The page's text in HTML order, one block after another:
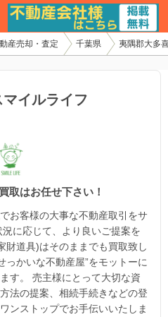
産売却・査定 千葉県 夷隅郡大多
イルライフ
取はお任せ下さい！
お客様の大事な不動産取引をサ
に応じて、より良いご提案を
道具)はそのままでも買取致し
っかいな不動産屋”をモットーに
す。 売主様にとって大切な資
法の提案、相続手続きなどの登
ンストップでお手伝いいたしま
会社様